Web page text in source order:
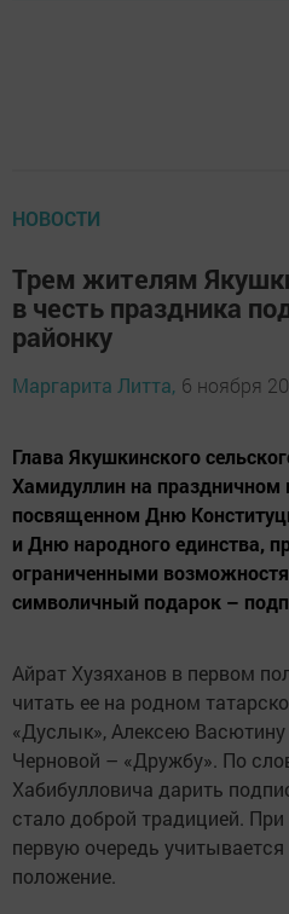
НОВОСТИ
Трем жителям
в честь праздника
районку
Маргарита Литта, 6 ноября
Глава Якушкинского
Хамидуллин на праздничном
посвященном Дню
и Дню народного единства,
ограниченными
символичный подарок –
Айрат Хузяханов в первом
читать ее на родном
«Дуслык», Алексею
Черновой – «Дружбу». По
Хабибулловича дарить
стало доброй традицией.
первую очередь
положение.